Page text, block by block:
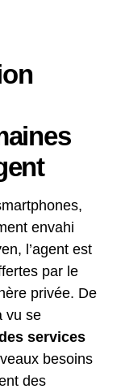
envahi
l’agent est
par le
privée. De
vu se
services
besoins
des